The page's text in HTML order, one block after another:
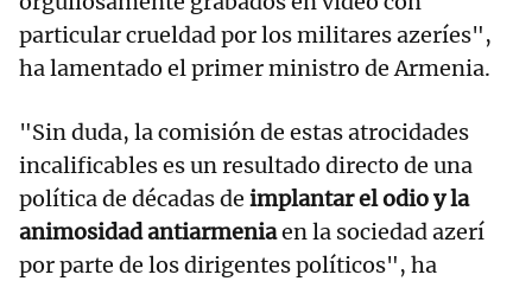
particular crueldad por los militares azeríes",
ha lamentado el primer ministro de Armenia.
"Sin duda, la comisión de estas atrocidades
incalificables es un resultado directo de una
política de décadas de implantar el odio y la
animosidad antiarmeniaen la sociedad azerí
por parte de los dirigentes políticos", ha